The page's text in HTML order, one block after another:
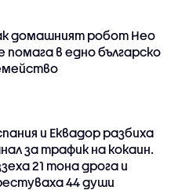
домашният робот Нео
помага в едно българско
и Еквадор разбиха
за трафик на кокаин.
21 тона дрога и
44 души